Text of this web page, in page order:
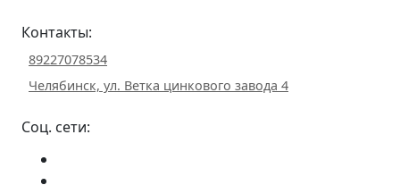
Контакты:
89227078534
Челябинск, ул. Ветка цинкового завода 4
Соц. сети: